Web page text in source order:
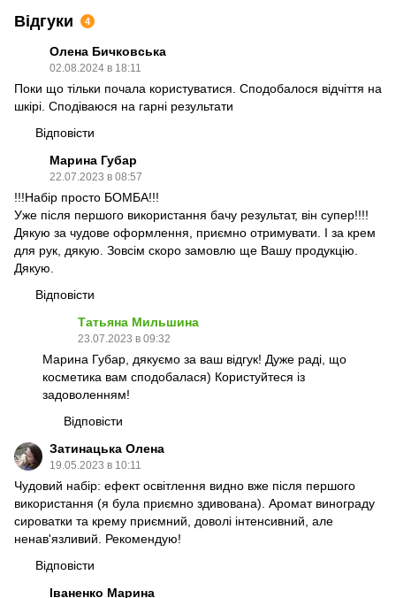
Відгуки 4
Олена Бичковська
02.08.2024 в 18:11
Поки що тільки почала користуватися. Сподобалося відчіття на
шкірі. Сподіваюся на гарні результати
Відповісти
Марина Губар
22.07.2023 в 08:57
!!!Набір просто БОМБА!!!
Уже після першого використання бачу результат, він супер!!!!
Дякую за чудове оформлення, приємно отримувати. І за крем
для рук, дякую. Зовсім скоро замовлю ще Вашу продукцію.
Дякую.
Відповісти
Татьяна Мильшина
23.07.2023 в 09:32
Марина Губар, дякуємо за ваш відгук! Дуже раді, що
косметика вам сподобалася) Користуйтеся із
задоволенням!
Відповісти
Затинацька Олена
19.05.2023 в 10:11
Чудовий набір: ефект освітлення видно вже після першого
використання (я була приємно здивована). Аромат винограду
сироватки та крему приємний, доволі інтенсивний, але
ненав'язливий. Рекомендую!
Відповісти
Іваненко Марина